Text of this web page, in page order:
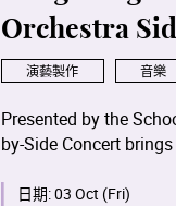
Orchestra
演藝製作 音樂
Presented by the
by-Side Concert
日期:03 Oct (Fri)